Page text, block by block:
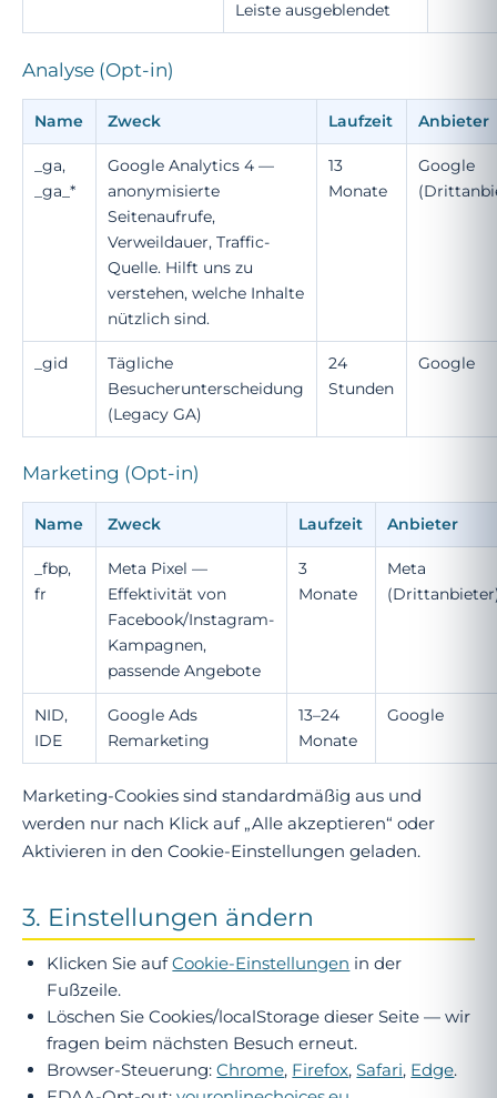
Leiste ausgeblendet
Analyse (Opt-in)
Name Zweck Laufzeit Anbieter
_ga,
_ga_*
Google Analytics 4 —
anonymisierte
Seitenaufrufe,
Verweildauer, Traffic-
Quelle. Hilft uns zu
verstehen, welche Inhalte
nützlich sind.
13
Monate
Google
_gid
Tägliche
Besucherunterscheidung
(Legacy GA)
24
Stunden
Google
Marketing (Opt-in)
Name Zweck Laufzeit Anbieter
_fbp,
fr
Meta Pixel —
Effektivität von
Facebook/Instagram-
Kampagnen,
passende Angebote
3
Monate
Meta
NID,
IDE
Google Ads
Remarketing
13–24
Monate
Google
Marketing-Cookies sind standardmäßig aus und
werden nur nach Klick auf „Alle akzeptieren“ oder
Aktivieren in den Cookie-Einstellungen geladen.
3. Einstellungen ändern
Klicken Sie aufCookie-Einstellungen in der
Fußzeile.
Löschen Sie Cookies/localStorage dieser Seite — wir
fragen beim nächsten Besuch erneut.
Browser-Steuerung:Chrome, Firefox,Safari, Edge.